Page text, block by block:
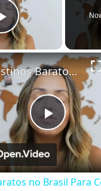
Play Video
Play
5 Destinos Baratos no Brasil Para Conhecer e Amar! 🇧🇷✨
no Brasil Para